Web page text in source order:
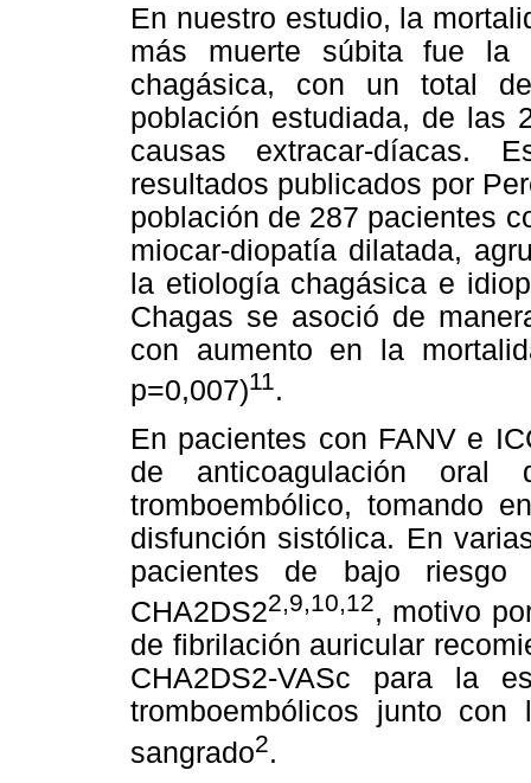
En nuestro estudio, la
más muerte súbita fue la
chagásica, con un total
población estudiada, de las
causas extracar-díacas.
resultados publicados por
población de 287 pacientes
miocar-diopatía dilatada,
la etiología chagásica e
Chagas se asoció de
con aumento en la
p=0,007)11.
En pacientes con FANV e
de anticoagulación
tromboembólico, tomando
disfunción sistólica. En
pacientes de bajo riesgo
CHA2DS22,9,10,12, motivo
de fibrilación auricular
CHA2DS2-VASc para la
tromboembólicos junto
sangrado2.